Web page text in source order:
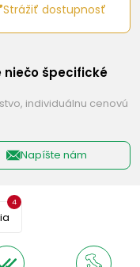
Strážiť dostupnosť
špecifické
individuálnu cenovú
Napíšte nám
4